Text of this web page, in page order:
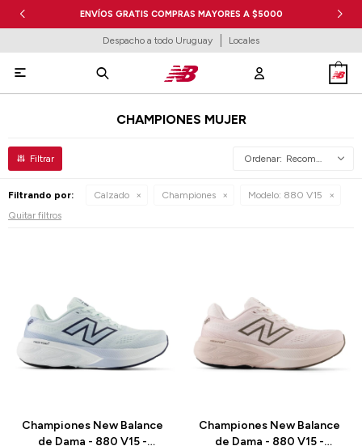
ENVÍOS GRATIS COMPRAS MAYORES A $5000
Despacho a todo Uruguay Locales

CHAMPIONES MUJER
Recomendados
Filtrando por: Calzado Championes Modelo: 880 V15
Quitar filtros
Championes New Balance
de Dama - 880 V15 -
Championes New Balance
de Dama - 880 V15 -